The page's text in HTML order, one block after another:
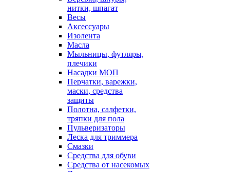
нитки, шпагат
Весы
Аксессуары
Изолента
Масла
Мыльницы, футляры,
плечики
Насадки МОП
Перчатки, варежки,
маски, средства
защиты
Полотна, салфетки,
тряпки для пола
Пульверизаторы
Леска для триммера
Смазки
Средства для обуви
Средства от насекомых